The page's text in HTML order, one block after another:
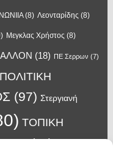
(8) Λεονταρίδης (8)
Μεγκλας Χρήστος (8)
(18) ΠΕ Σερρων (7)
ΠΟΛΙΤΙΚΗ
(97) Στεργιανή
ΤΟΠΙΚΗ
(63)